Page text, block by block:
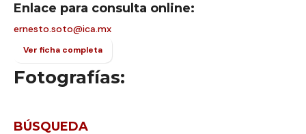
Enlace para consulta online:
ernesto.soto@ica.mx
Ver ficha completa
Fotografías:
BÚSQUEDA